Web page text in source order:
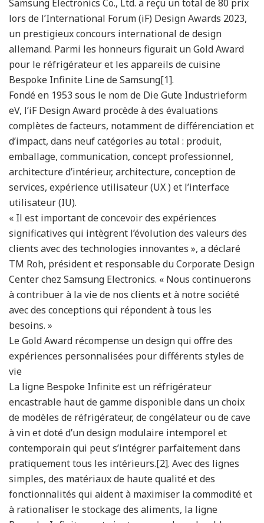
Samsung Electronics Co., Ltd. a reçu un total de 80 prix
lors de l’International Forum (iF) Design Awards 2023,
un prestigieux concours international de design
allemand. Parmi les honneurs figurait un Gold Award
pour le réfrigérateur et les appareils de cuisine
Bespoke Infinite Line de Samsung[1].
Fondé en 1953 sous le nom de Die Gute Industrieform
eV, l’iF Design Award procède à des évaluations
complètes de facteurs, notamment de différenciation et
d’impact, dans neuf catégories au total : produit,
emballage, communication, concept professionnel,
architecture d’intérieur, architecture, conception de
services, expérience utilisateur (UX ) et l’interface
utilisateur (IU).
« Il est important de concevoir des expériences
significatives qui intègrent l’évolution des valeurs des
clients avec des technologies innovantes », a déclaré
TM Roh, président et responsable du Corporate Design
Center chez Samsung Electronics. « Nous continuerons
à contribuer à la vie de nos clients et à notre société
avec des conceptions qui répondent à tous les
besoins. »
Le Gold Award récompense un design qui offre des
expériences personnalisées pour différents styles de
vie
La ligne Bespoke Infinite est un réfrigérateur
encastrable haut de gamme disponible dans un choix
de modèles de réfrigérateur, de congélateur ou de cave
à vin et doté d’un design modulaire intemporel et
contemporain qui peut s’intégrer parfaitement dans
pratiquement tous les intérieurs.[2]. Avec des lignes
simples, des matériaux de haute qualité et des
fonctionnalités qui aident à maximiser la commodité et
à rationaliser le stockage des aliments, la ligne